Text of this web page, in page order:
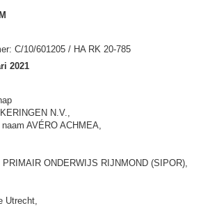
C/10/601205 / HA RK 20-785
2021
N.V.,
AVÉRO ACHMEA,
ONDERWIJS RIJNMOND (SIPOR),
Utrecht,